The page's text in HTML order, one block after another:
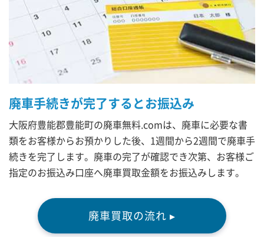
廃車手続きが完了するとお振込み
大阪府豊能郡豊能町の廃車無料.comは、廃車に必要な書
類をお客様からお預かりした後、1週間から2週間で廃車手
続きを完了します。廃車の完了が確認でき次第、お客様ご
指定のお振込み口座へ廃車買取金額をお振込みします。
廃車買取の流れ ▸